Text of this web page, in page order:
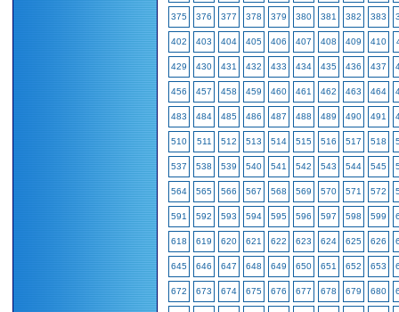
375 376 377 378 379 380 381 382 383
402 403 404 405 406 407 408 409 410
429 430 431 432 433 434 435 436 437
456 457 458 459 460 461 462 463 464
483 484 485 486 487 488 489 490 491
510 511 512 513 514 515 516 517 518
537 538 539 540 541 542 543 544 545
564 565 566 567 568 569 570 571 572
591 592 593 594 595 596 597 598 599
618 619 620 621 622 623 624 625 626
645 646 647 648 649 650 651 652 653
672 673 674 675 676 677 678 679 680